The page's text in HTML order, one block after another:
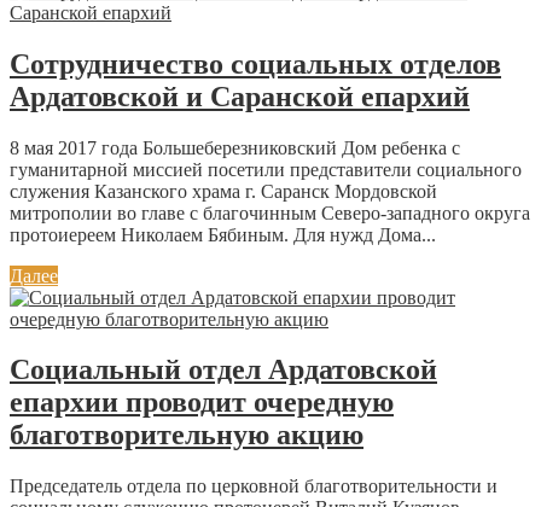
Сотрудничество социальных отделов
Ардатовской и Саранской епархий
8 мая 2017 года Большеберезниковский Дом ребенка с
гуманитарной миссией посетили представители социального
служения Казанского храма г. Саранск Мордовской
митрополии во главе с благочинным Северо-западного округа
протоиереем Николаем Бябиным. Для нужд Дома...
Далее
Социальный отдел Ардатовской
епархии проводит очередную
благотворительную акцию
Председатель отдела по церковной благотворительности и